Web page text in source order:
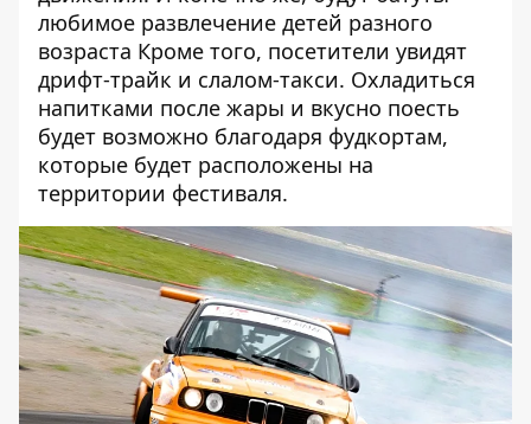
любимое развлечение детей разного
возраста Кроме того, посетители увидят
дрифт-трайк и слалом-такси. Охладиться
напитками после жары и вкусно поесть
будет возможно благодаря фудкортам,
которые будет расположены на
территории фестиваля.